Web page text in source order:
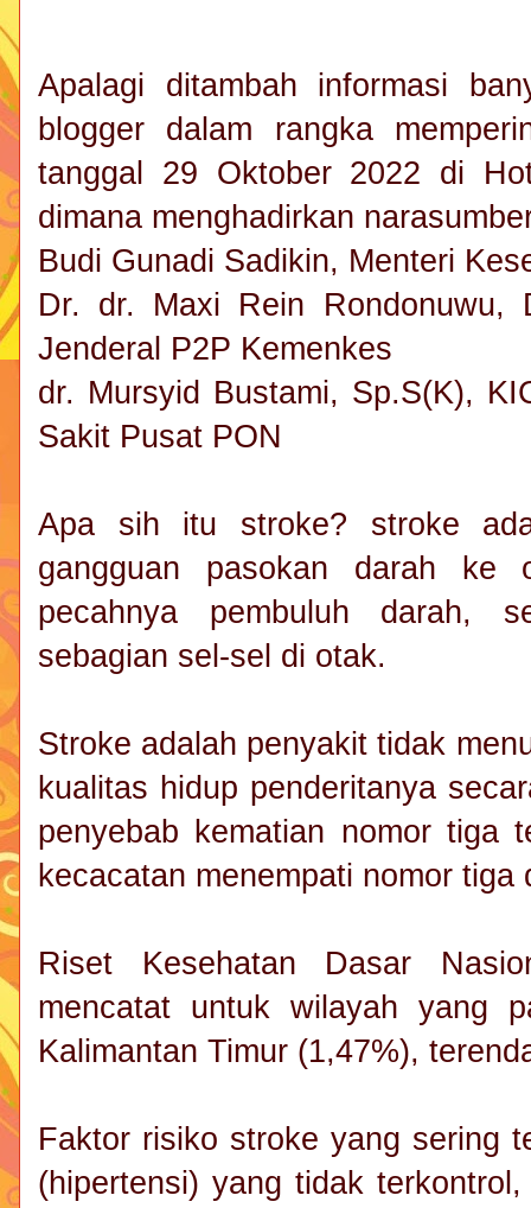
Apalagi ditambah informasi
blogger dalam rangka
tanggal 29 Oktober 2022 di
dimana menghadirkan
Budi Gunadi Sadikin, Menteri
Dr. dr. Maxi Rein Rondonuwu,
Jenderal P2P Kemenkes
dr. Mursyid Bustami, Sp.S(K),
Sakit Pusat PON
Apa sih itu stroke? stroke
gangguan pasokan darah ke
pecahnya pembuluh darah,
sebagian sel-sel di otak.
Stroke adalah penyakit tidak
kualitas hidup penderitanya
penyebab kematian nomor tiga
kecacatan menempati nomor tiga
Riset Kesehatan Dasar
mencatat untuk wilayah yang
Kalimantan Timur (1,47%),
Faktor risiko stroke yang sering
(hipertensi) yang tidak